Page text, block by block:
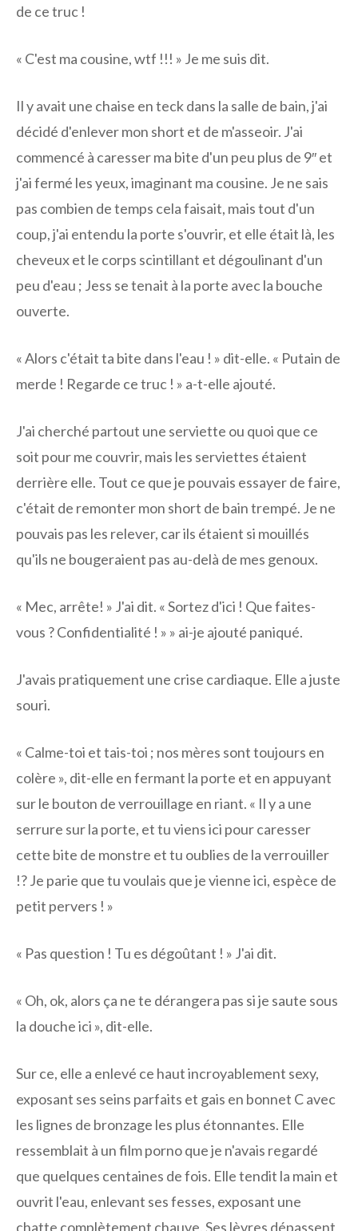
de ce truc !
« C'est ma cousine, wtf !!! » Je me suis dit.
Il y avait une chaise en teck dans la salle de bain, j'ai
décidé d'enlever mon short et de m'asseoir. J'ai
commencé à caresser ma bite d'un peu plus de 9″ et
j'ai fermé les yeux, imaginant ma cousine. Je ne sais
pas combien de temps cela faisait, mais tout d'un
coup, j'ai entendu la porte s'ouvrir, et elle était là, les
cheveux et le corps scintillant et dégoulinant d'un
peu d'eau ; Jess se tenait à la porte avec la bouche
ouverte.
« Alors c'était ta bite dans l'eau ! » dit-elle. « Putain de
merde ! Regarde ce truc ! » a-t-elle ajouté.
J'ai cherché partout une serviette ou quoi que ce
soit pour me couvrir, mais les serviettes étaient
derrière elle. Tout ce que je pouvais essayer de faire,
c'était de remonter mon short de bain trempé. Je ne
pouvais pas les relever, car ils étaient si mouillés
qu'ils ne bougeraient pas au-delà de mes genoux.
« Mec, arrête! » J'ai dit. « Sortez d'ici ! Que faites-
vous ? Confidentialité ! » » ai-je ajouté paniqué.
J'avais pratiquement une crise cardiaque. Elle a juste
souri.
« Calme-toi et tais-toi ; nos mères sont toujours en
colère », dit-elle en fermant la porte et en appuyant
sur le bouton de verrouillage en riant. « Il y a une
serrure sur la porte, et tu viens ici pour caresser
cette bite de monstre et tu oublies de la verrouiller
!? Je parie que tu voulais que je vienne ici, espèce de
petit pervers ! »
« Pas question ! Tu es dégoûtant ! » J'ai dit.
« Oh, ok, alors ça ne te dérangera pas si je saute sous
la douche ici », dit-elle.
Sur ce, elle a enlevé ce haut incroyablement sexy,
exposant ses seins parfaits et gais en bonnet C avec
les lignes de bronzage les plus étonnantes. Elle
ressemblait à un film porno que je n'avais regardé
que quelques centaines de fois. Elle tendit la main et
ouvrit l'eau, enlevant ses fesses, exposant une
chatte complètement chauve. Ses lèvres dépassent